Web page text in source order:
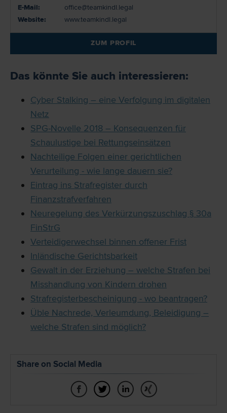
E-Mail:
office@teamkindl.legal
Website:
www.teamkindl.legal
ZUM PROFIL
Das könnte Sie auch interessieren:
Cyber Stalking – eine Verfolgung im digitalen
Netz
SPG-Novelle 2018 – Konsequenzen für
Schaulustige bei Rettungseinsätzen
Nachteilige Folgen einer gerichtlichen
Verurteilung - wie lange dauern sie?
Eintrag ins Strafregister durch
Finanzstrafverfahren
Neuregelung des Verkürzungszuschlag § 30a
FinStrG
Verteidigerwechsel binnen offener Frist
Inländische Gerichtsbarkeit
Gewalt in der Erziehung – welche Strafen bei
Misshandlung von Kindern drohen
Strafregisterbescheinigung - wo beantragen?
Üble Nachrede, Verleumdung, Beleidigung –
welche Strafen sind möglich?
Share on Social Media